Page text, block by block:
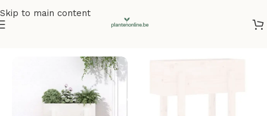
Skip to main content